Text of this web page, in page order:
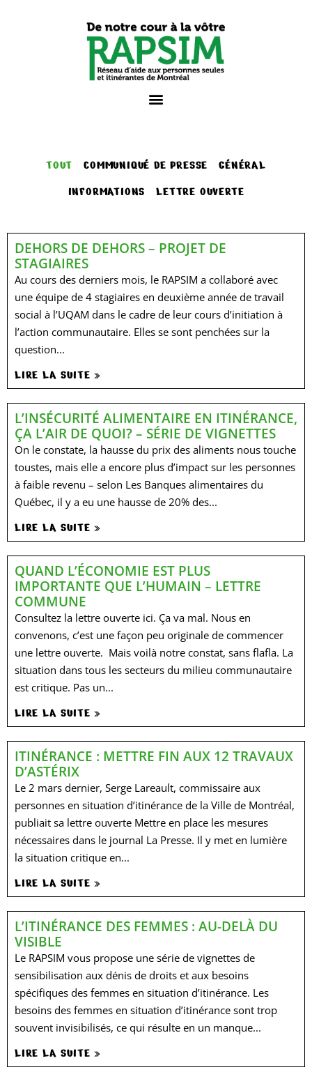
COMMUNIQUÉ DE PRESSE
GÉNÉRAL
INFORMATIONS
LETTRE OUVERTE
TOUT
DEHORS DE DEHORS – PROJET DE
STAGIAIRES
Au cours des derniers mois, le RAPSIM a collaboré avec
une équipe de 4 stagiaires en deuxième année de travail
social à l’UQAM dans le cadre de leur cours d’initiation à
l’action communautaire. Elles se sont penchées sur la
question...
LIRE LA SUITE »
L’INSÉCURITÉ ALIMENTAIRE EN ITINÉRANCE,
ÇA L’AIR DE QUOI? – SÉRIE DE VIGNETTES
On le constate, la hausse du prix des aliments nous touche
toustes, mais elle a encore plus d’impact sur les personnes
à faible revenu – selon Les Banques alimentaires du
Québec, il y a eu une hausse de 20% des...
LIRE LA SUITE »
QUAND L’ÉCONOMIE EST PLUS
IMPORTANTE QUE L’HUMAIN – LETTRE
COMMUNE
Consultez la lettre ouverte ici. Ça va mal. Nous en
convenons, c’est une façon peu originale de commencer
une lettre ouverte. Mais voilà notre constat, sans flafla. La
situation dans tous les secteurs du milieu communautaire
est critique. Pas un...
LIRE LA SUITE »
ITINÉRANCE : METTRE FIN AUX 12 TRAVAUX
D’ASTÉRIX
Le 2 mars dernier, Serge Lareault, commissaire aux
personnes en situation d’itinérance de la Ville de Montréal,
publiait sa lettre ouverte Mettre en place les mesures
nécessaires dans le journal La Presse. Il y met en lumière
la situation critique en...
LIRE LA SUITE »
L’ITINÉRANCE DES FEMMES : AU-DELÀ DU
VISIBLE
Le RAPSIM vous propose une série de vignettes de
sensibilisation aux dénis de droits et aux besoins
spécifiques des femmes en situation d’itinérance. Les
besoins des femmes en situation d’itinérance sont trop
souvent invisibilisés, ce qui résulte en un manque...
LIRE LA SUITE »